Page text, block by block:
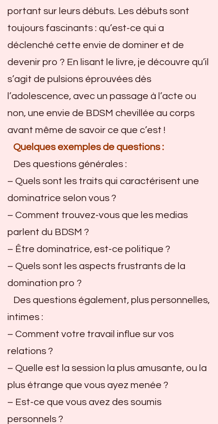
portant sur leurs débuts. Les débuts sont
toujours fascinants : qu’est-ce qui a
déclenché cette envie de dominer et de
devenir pro ? En lisant le livre, je découvre qu’il
s’agit de pulsions éprouvées dès
l’adolescence, avec un passage à l’acte ou
non, une envie de BDSM chevillée au corps
avant même de savoir ce que c’est !
Quelques exemples de questions :
Des questions générales :
– Quels sont les traits qui caractérisent une
dominatrice selon vous ?
– Comment trouvez-vous que les medias
parlent du BDSM ?
– Être dominatrice, est-ce politique ?
– Quels sont les aspects frustrants de la
domination pro ?
Des questions également, plus personnelles,
intimes :
– Comment votre travail influe sur vos
relations ?
– Quelle est la session la plus amusante, ou la
plus étrange que vous ayez menée ?
– Est-ce que vous avez des soumis
personnels ?